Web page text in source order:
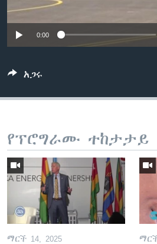
0:00
አጋሩ
የፕሮግራሙ ተከታታይ
ማርች 14, 2025